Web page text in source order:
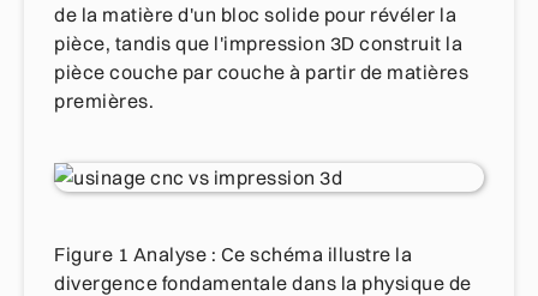
de la matière d'un bloc solide pour révéler la
pièce, tandis que l'impression 3D construit la
pièce couche par couche à partir de matières
premières.
Figure 1 Analyse : Ce schéma illustre la
divergence fondamentale dans la physique de